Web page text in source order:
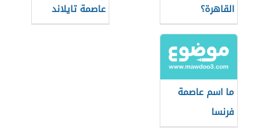
القاهرة؟
عاصمة تايلاند
ما اسم عاصمة
فرنسا